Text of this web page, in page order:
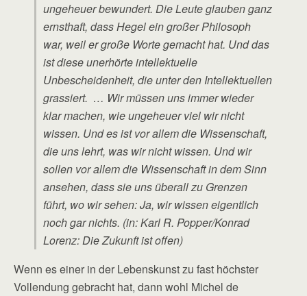
ungeheuer bewundert. Die Leute glauben ganz
ernsthaft, dass Hegel ein großer Philosoph
war, weil er große Worte gemacht hat. Und das
ist diese unerhörte intellektuelle
Unbescheidenheit, die unter den Intellektuellen
grassiert. … Wir müssen uns immer wieder
klar machen, wie ungeheuer viel wir nicht
wissen. Und es ist vor allem die Wissenschaft,
die uns lehrt, was wir nicht wissen. Und wir
sollen vor allem die Wissenschaft in dem Sinn
ansehen, dass sie uns überall zu Grenzen
führt, wo wir sehen: Ja, wir wissen eigentlich
noch gar nichts. (in: Karl R. Popper/Konrad
Lorenz: Die Zukunft ist offen)
Wenn es einer in der Lebenskunst zu fast höchster
Vollendung gebracht hat, dann wohl Michel de